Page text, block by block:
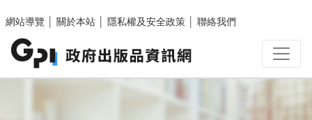
網站導覽
關於本站 隱私權及安全政策 聯絡我們